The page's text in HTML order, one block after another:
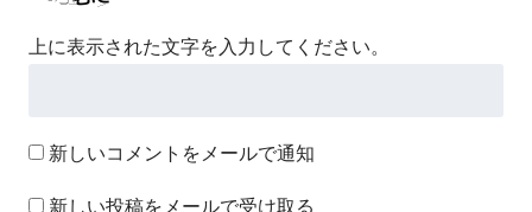
上に表示された文字を入力してください。
新しいコメントをメールで通知
新しい投稿をメールで受け取る